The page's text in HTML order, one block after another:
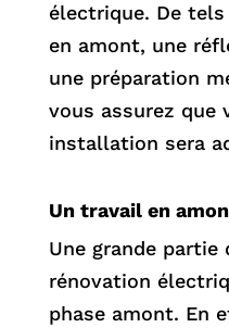
électrique. De
en amont, une
une préparation
vous assurez que
installation sera
Un travail en
Une grande partie
rénovation
phase amont. En